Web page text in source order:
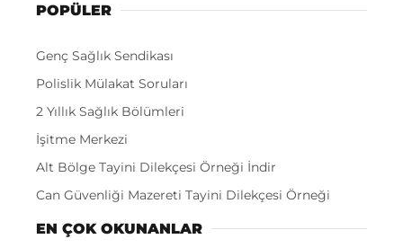
POPÜLER
Genç Sağlık Sendikası
Polislik Mülakat Soruları
2 Yıllık Sağlık Bölümleri
İşitme Merkezi
Alt Bölge Tayini Dilekçesi Örneği İndir
Can Güvenliği Mazereti Tayini Dilekçesi Örneği
EN ÇOK OKUNANLAR